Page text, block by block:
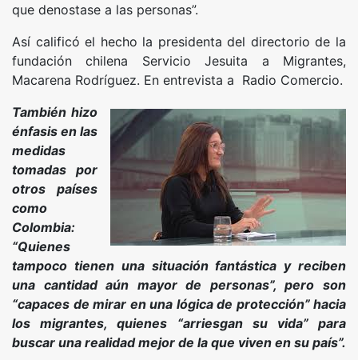
que denostase a las personas”.
Así calificó el hecho la presidenta del directorio de la
fundación chilena Servicio Jesuita a Migrantes,
Macarena Rodríguez. En entrevista a Radio Comercio.
También hizo
énfasis en las
medidas
tomadas por
otros países
como
Colombia:
“Quienes
tampoco tienen una situación fantástica y reciben
una cantidad aún mayor de personas”, pero son
“capaces de mirar en una lógica de protección” hacia
los migrantes, quienes “arriesgan su vida” para
buscar una realidad mejor de la que viven en su país”.